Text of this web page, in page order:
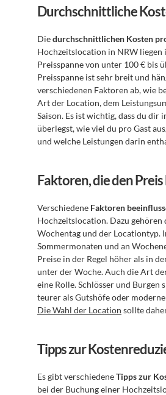
Durchschnittliche
Die durchschnittlichen Kosten
Hochzeitslocation in NRW liegen
Preisspanne von unter 100 € bis
Preisspanne ist sehr breit und
verschiedenen Faktoren ab, wie
Art der Location, dem
Saison. Es ist wichtig, dass du dir
überlegst, wie viel du pro Gast
und welche Leistungen darin
Faktoren, die den
Verschiedene Faktoren
Hochzeitslocation. Dazu gehören
Wochentag und der Locationtyp.
Sommermonaten und an
Preise in der Regel höher als in
unter der Woche. Auch die Art
eine Rolle. Schlösser und Burgen
Die Wahl der Location sollte
Tipps zur
Es gibt verschiedene Tipps zur
bei der Buchung einer